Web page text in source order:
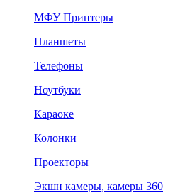
МФУ Принтеры
Планшеты
Телефоны
Ноутбуки
Караоке
Колонки
Проекторы
Экшн камеры, камеры 360